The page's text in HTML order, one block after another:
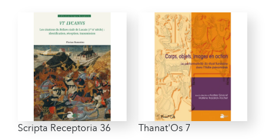
Scripta Receptoria 36 Thanat'Os 7